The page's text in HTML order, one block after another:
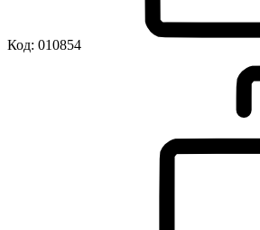
Код: 010854